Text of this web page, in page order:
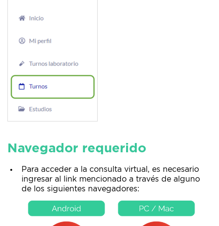
Navegador requerido
Para acceder a la consulta virtual, es necesario
ingresar al link mencionado a través de alguno
de los siguientes navegadores: